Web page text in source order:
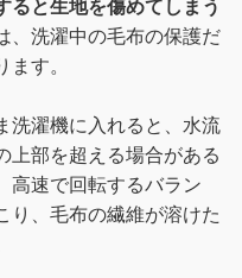
ると生地を傷めてしまう
、洗濯中の毛布の保護だ
す。
洗濯機に入れると、水流
上部を超える場合がある
高速で回転するバラン
り、毛布の繊維が溶けた